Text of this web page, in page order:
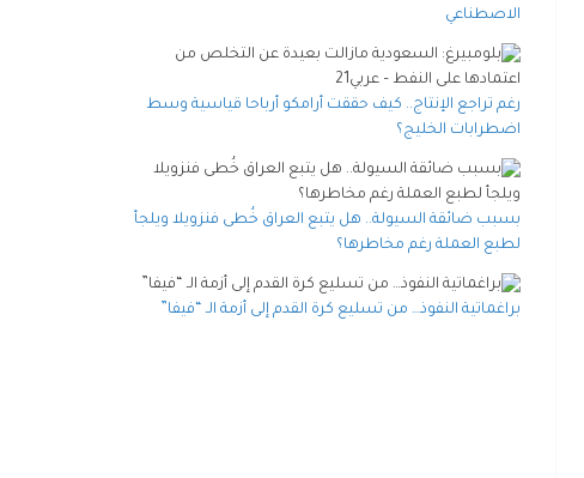
الاصطناعي
رغم تراجع الإنتاج.. كيف حققت أرامكو أرباحا قياسية وسط
اضطرابات الخليج؟
بسبب ضائقة السيولة.. هل يتبع العراق خُطى فنزويلا ويلجأ
لطبع العملة رغم مخاطرها؟
براغماتية النفوذ… من تسليع كرة القدم إلى أزمة الـ “فيفا”